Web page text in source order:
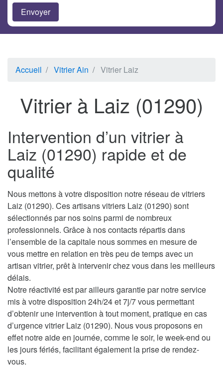
Accueil Vitrier Ain Vitrier Laiz
Vitrier à Laiz (01290)
Intervention d’un vitrier à
Laiz (01290) rapide et de
qualité
Nous mettons à votre disposition notre réseau de vitriers
Laiz (01290). Ces artisans vitriers Laiz (01290) sont
sélectionnés par nos soins parmi de nombreux
professionnels. Grâce à nos contacts répartis dans
l’ensemble de la capitale nous sommes en mesure de
vous mettre en relation en très peu de temps avec un
artisan vitrier, prêt à intervenir chez vous dans les meilleurs
délais.
Notre réactivité est par ailleurs garantie par notre service
mis à votre disposition 24h/24 et 7j/7 vous permettant
d’obtenir une intervention à tout moment, pratique en cas
d’urgence vitrier Laiz (01290). Nous vous proposons en
effet notre aide en journée, comme le soir, le week-end ou
les jours fériés, facilitant également la prise de rendez-
vous.